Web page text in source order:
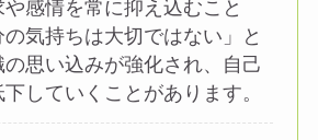
や感情を常に抑え込むこと
気持ちは大切ではない」と
思い込みが強化され、自己
していくことがあります。